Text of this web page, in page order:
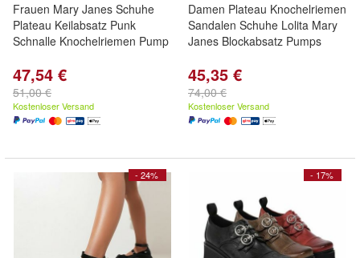
Frauen Mary Janes Schuhe
Plateau Keilabsatz Punk
Schnalle Knochelriemen Pump
47,54 €
51,00 €
Kostenloser Versand
Damen Plateau Knochelriemen
Sandalen Schuhe Lolita Mary
Janes Blockabsatz Pumps
45,35 €
74,00 €
Kostenloser Versand
- 24% - 17%